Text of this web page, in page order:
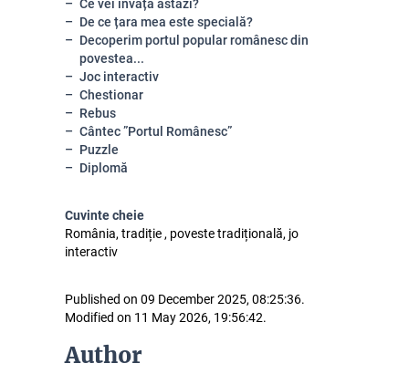
Ce vei învăța astăzi?
De ce țara mea este specială?
Decoperim portul popular românesc din
povestea...
Joc interactiv
Chestionar
Rebus
Cântec ”Portul Românesc”
Puzzle
Diplomă
Cuvinte cheie
România, tradiție , poveste tradițională, jo
interactiv
Published on 09 December 2025, 08:25:36.
Modified on 11 May 2026, 19:56:42.
Author